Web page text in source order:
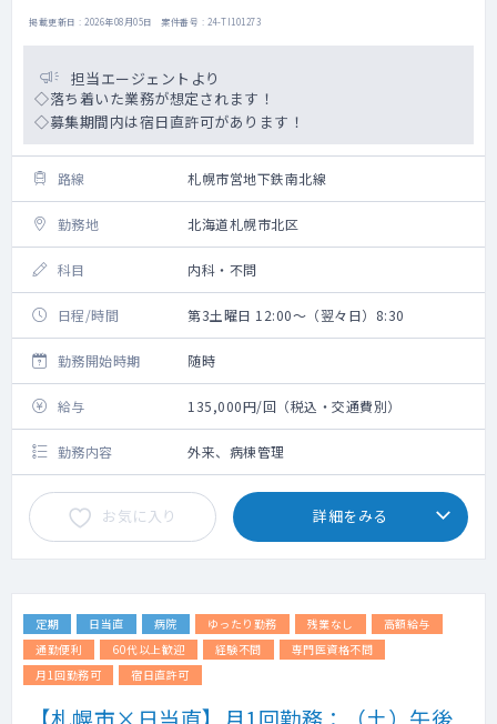
掲載更新日 : 2026年08月05日 案件番号 : 24-TI101273
担当エージェントより
◇落ち着いた業務が想定されます！
◇募集期間内は宿日直許可があります！
路線 札幌市営地下鉄南北線
勤務地 北海道札幌市北区
科目 内科・不問
日程/時間 第3土曜日 12:00～（翌々日）8:30
勤務開始時期 随時
給与 135,000円/回（税込・交通費別）
勤務内容 外来、病棟管理
お気に入り 詳細をみる
定期 日当直 病院 ゆったり勤務 残業なし
高額給与
通勤便利
60代以上歓迎 経験不問
専門医資格不問
月1回勤務可
宿日直許可
【札幌市×日当直】月1回勤務：（土）午後